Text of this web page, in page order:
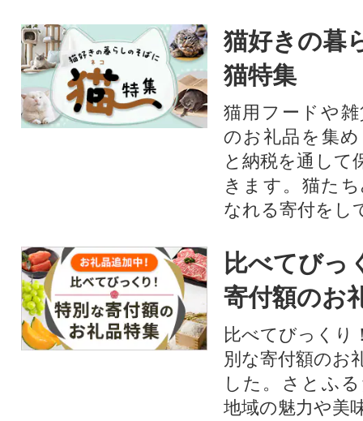
猫好きの暮
猫特集
猫用フードや
のお礼品を集
と納税を通して
きます。猫た
なれる寄付をし
比べてびっ
寄付額のお
比べてびっくり
別な寄付額のお
した。さとふ
地域の魅力や美